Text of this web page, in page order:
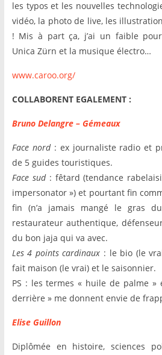
les typos et les nouvelles
vidéo, la photo de live, les
! Mis à part ça, j’ai un faible pour
Unica Zürn et la musique électro…
www.caroo.org/
COLLABORENT EGALEMENT :
Bruno Delangre – Gémeaux
Face nord: ex journaliste radio et
de 5 guides touristiques.
Face sud: fêtard (tendance
impersonator ») et pourtant fin
fin (n’a jamais mangé le gras
restaurateur authentique,
du bon jaja qui va avec.
Les 4 points cardinaux : le bio (le
fait maison (le vrai) et le saisonnier.
PS : les termes « huile de palme »
derrière » me donnent envie de
Elise Guillon
Diplômée en histoire, sciences